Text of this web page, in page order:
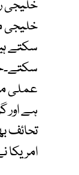
خلیجی
خلیجی
سکتے
عملی
ہے اور
تحائف